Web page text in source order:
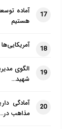
17
آماده
هستیم
18
19
الگوی
شهید…
20
آمادگی
مذاهب در…